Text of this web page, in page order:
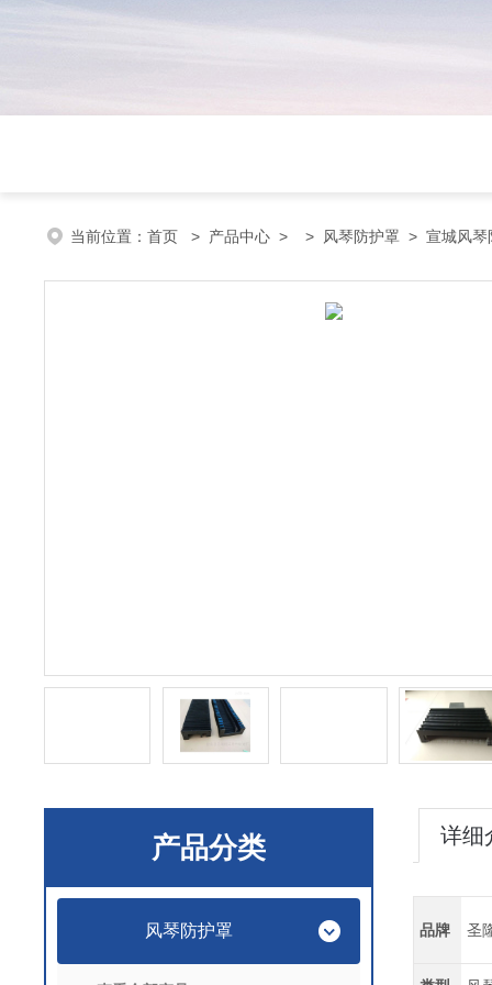
当前位置： 首页 > 产品中心 > > 风琴防护罩 > 宣城风琴
产品分类
风琴防护罩
详细
品牌 圣